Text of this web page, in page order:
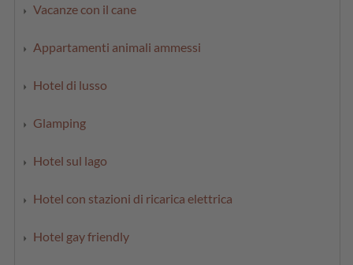
Vacanze con il cane
Appartamenti animali ammessi
Hotel di lusso
Glamping
Hotel sul lago
Hotel con stazioni di ricarica elettrica
Hotel gay friendly